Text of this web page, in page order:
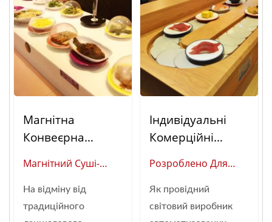
Магнітна
Конвеєрна
Магнітний Суші-
(Глобальний
Постачальник
На відміну від
традиційного
Індивідуальні
Комерційні
Конвеєрів Для
Суші:
Автоматизовані
Розроблено Для
Обслуговування:
Перевірені На
Як провідний
світовий виробник